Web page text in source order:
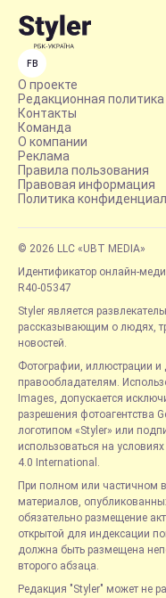
FB
О проекте
Редакционная
Контакты
Команда
О компании
Реклама
Правила пользования
Правовая информация
Политика
© 2026 LLC «UBT MEDIA»
Идентификатор онлайн-
R40-05347
Styler является
рассказывающим о людях,
новостей.
Фотографии, иллюстрации и
правообладателям.
Images, допускается
разрешения фотоагентства
логотипом «Styler» или
использоваться на
4.0 International.
При полном или частичном
материалов,
обязательно размещение
открытой для индексации
должна быть размещена
второго абзаца.
Редакция "Styler" может не